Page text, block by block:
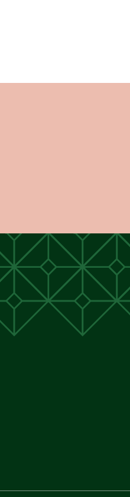
Cunen
CunenJan Cunen